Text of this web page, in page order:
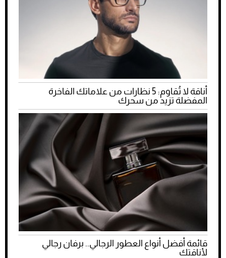
أناقة لا تُقاوم: 5 نظارات من علاماتك الفاخرة
المفضلة تزيد من سحرك
قائمة أفضل أنواع العطور الرجالي.. برفان رجالي
لأناقتك